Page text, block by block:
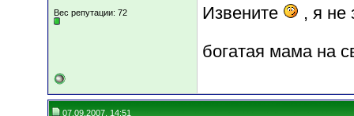
Вес репутации: 72 Извените
, я не
богатая мама на
07.09.2007, 14:51